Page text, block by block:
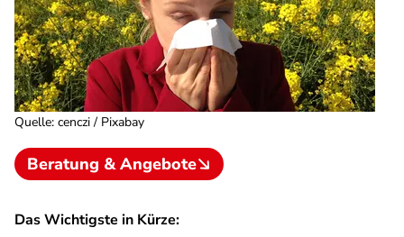
Quelle: cenczi / Pixabay
Beratung & Angebote
Das Wichtigste in Kürze: